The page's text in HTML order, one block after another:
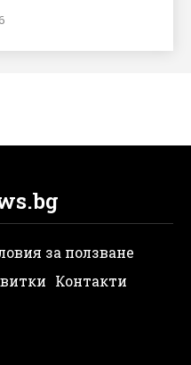
за ползване
Контакти